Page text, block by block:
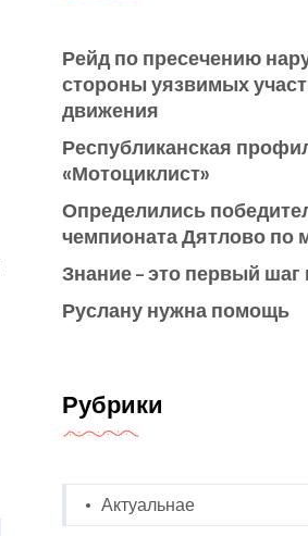
Рейд по пресечению
стороны уязвимых
движения
Республиканская
«Мотоциклист»
Определились
чемпионата Дятлово по
Знание – это первый шаг
Руслану нужна помощь
Рубрики
Актуальнае